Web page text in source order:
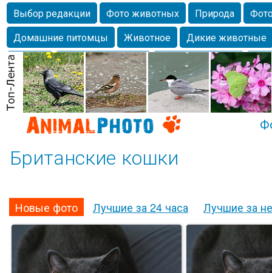
Выбор редакции Фото животных Природа
Домашние питомцы
Животное
Дикие животные
Собаки
Alexanderandronik Млекопитающие
Морда
Собачка Осень Портрет
Домашние
Насекомое
Коты Lebert Дикие птицы Утка
Британские кошки
Новые фото Лучшие за 24 часа Лучшие за